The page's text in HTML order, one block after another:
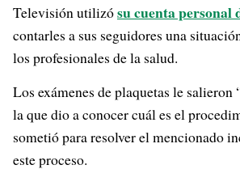
Televisión utilizósu cuenta personal
contarles a sus seguidores una
los profesionales de la salud.
Los exámenes de plaquetas le salieron
la que dio a conocer cuál es el
sometió para resolver el mencionado
este proceso.